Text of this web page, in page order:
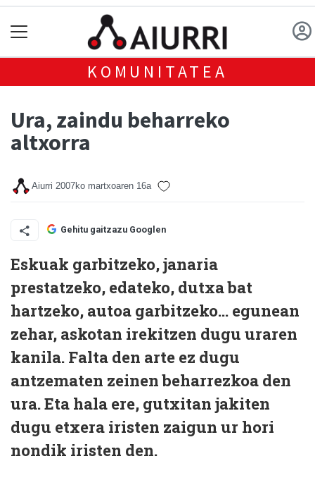
KOMUNITATEA
Ura, zaindu beharreko
altxorra
Aiurri 2007ko martxoaren 16a
Gehitu gaitzazu Googlen
Eskuak garbitzeko, janaria
prestatzeko, edateko, dutxa bat
hartzeko, autoa garbitzeko… egunean
zehar, askotan irekitzen dugu uraren
kanila. Falta den arte ez dugu
antzematen zeinen beharrezkoa den
ura. Eta hala ere, gutxitan jakiten
dugu etxera iristen zaigun ur hori
nondik iristen den.